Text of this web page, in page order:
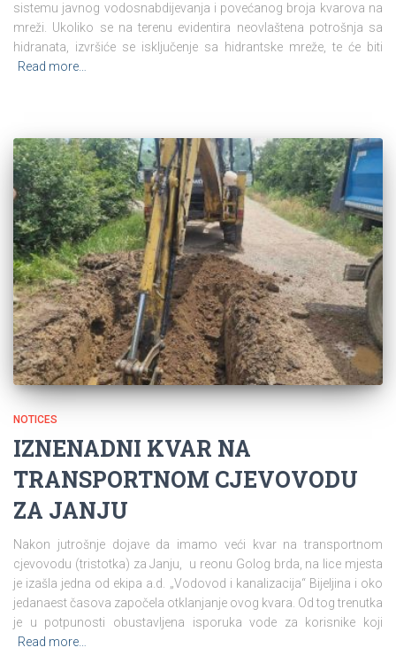
sistemu javnog vodosnabdijevanja i povećanog broja kvarova na
mreži. Ukoliko se na terenu evidentira neovlaštena potrošnja sa
hidranata, izvršiće se isključenje sa hidrantske mreže, te će biti
Read more…
NOTICES
IZNENADNI KVAR NA
TRANSPORTNOM CJEVOVODU
ZA JANJU
Nakon jutrošnje dojave da imamo veći kvar na transportnom
cjevovodu (tristotka) za Janju, u reonu Golog brda, na lice mjesta
je izašla jedna od ekipa a.d. „Vodovod i kanalizacija“ Bijeljina i oko
jedanaest časova započela otklanjanje ovog kvara. Od tog trenutka
je u potpunosti obustavljena isporuka vode za korisnike koji
Read more…